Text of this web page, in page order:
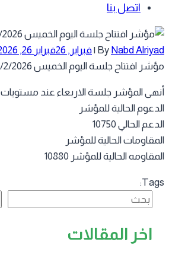
اتصل بنا
By Nabd Alriyad
|فبراير, 26
فبراير 26, 2026
مؤشر افتتاح جلسة اليوم الخميس 26/2/2026
أنهى المؤشر جلسة الاربعاء عند مستويات 10847 بانخفاض 58- نقطة
الدعوم الحالية للمؤشر
الدعم الحالي 10750
المقاومات الحالية للمؤشر
المقاومه الحالية للمؤشر 10880
Tags:
البحث
اخر المقالات